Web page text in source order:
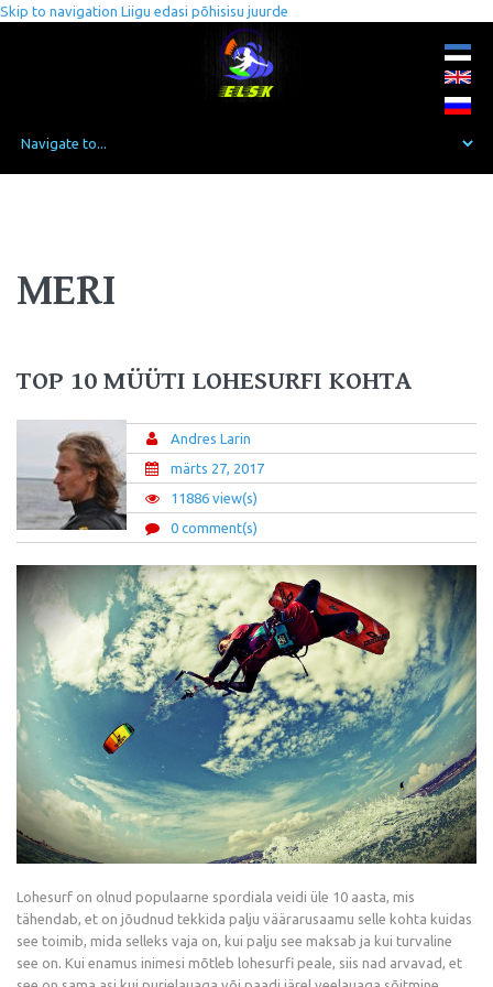
Skip to navigation Liigu edasi põhisisu juurde
MERI
TOP 10 MÜÜTI LOHESURFI KOHTA
Andres Larin
märts 27, 2017
11886 view(s)
0 comment(s)
Lohesurf on olnud populaarne spordiala veidi üle 10 aasta, mis
tähendab, et on jõudnud tekkida palju väärarusaamu selle kohta kuidas
see toimib, mida selleks vaja on, kui palju see maksab ja kui turvaline
see on. Kui enamus inimesi mõtleb lohesurfi peale, siis nad arvavad, et